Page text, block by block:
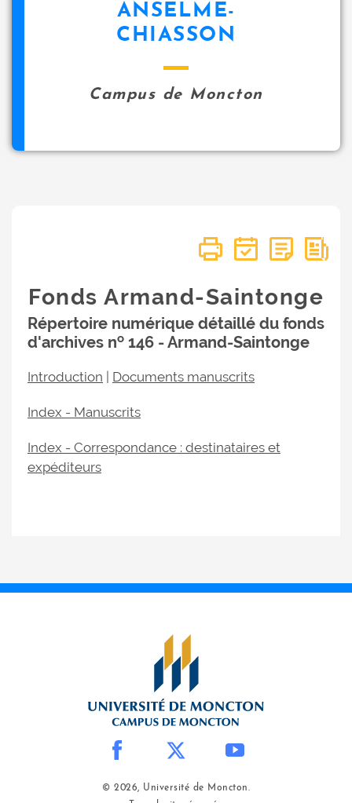
ANSELME-
CHIASSON
Campus de Moncton
Fonds Armand-Saintonge
Répertoire numérique détaillé du fonds
d'archives no 146 - Armand-Saintonge
Introduction Documents manuscrits
Index - Manuscrits
Index - Correspondance : destinataires et
expéditeurs
© 2026, Université de Moncton.